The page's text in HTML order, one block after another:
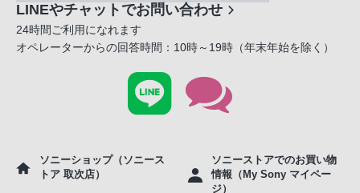
LINEやチャットでお問い合わせ
24時間ご利用になれます
オペレーターからの回答時間：10時～19時（年末年始を除く）
ソニーショップ（ソニース
トア 取次店）
ソニーストアでのお買い物
情報（My Sony マイペー
ジ）